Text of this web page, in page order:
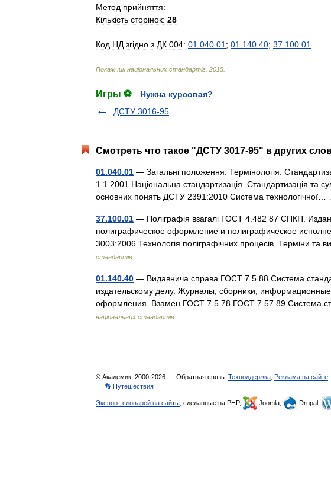
Метод прийняття:
Кількість сторінок: 28
—————
Код НД згідно з ДК 004: 01 040 01 ; 01 140 40; 37 100 01
Покажчик національних стандартів 2015
Игры ⚽
Нужна курсовая?
ДСТУ 3016-95
Смотреть что такое "ДСТУ 3017-95" в других
01.040.01 — Загальні положення. Термінологія.
1.1 2001 Національна стандартизація. Стандартизація та
основних понять ДСТУ 2391:2010 Система
37.100.01 — Поліграфія взагалі ГОСТ 4.482 87 СПКП.
полиграфическое оформление и полиграфическое
3003:2006 Технологія поліграфічних процесів. Терміни
стандартів
01.140.40 — Видавнича справа ГОСТ 7.5 88 Система
издательскому делу. Журналы, сборники,
оформления. Взамен ГОСТ 7.5 78 ГОСТ 7.57 89 Система
національних стандартів
© Академик, 2000-2026 Обратная связь: Техподдержка Реклама на сайте
👣 Путешествия
Экспорт словарей на сайты , сделанные на PHP, Joomla, Drupal,